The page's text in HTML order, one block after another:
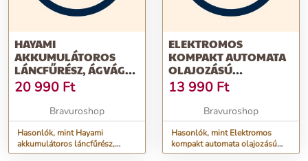
HAYAMI
AKKUMULÁTOROS
LÁNCFŰRÉSZ, ÁGVÁGÓ
FŰRÉSZ, 8", 20 CM,
AUTOMATA OLAJOZÁS,
TÖLTÉSKIJELZŐ
20 990 Ft
Bravuroshop
Hasonlók, mint Hayami
akkumulátoros láncfűrész,
ágvágó fűrész, 8", 20 cm,
ELEKTROMOS
KOMPAKT AUTOMATA
OLAJOZÁSÚ
LÁNCFŰRÉSZ, 12",
348MM VÁGÓLAP,
2200W TELJESÍTMÉNY
13 990 Ft
Bravuroshop
Hasonlók, mint Elektromos
kompakt automata olajozású
láncfűrész, 12", 348mm